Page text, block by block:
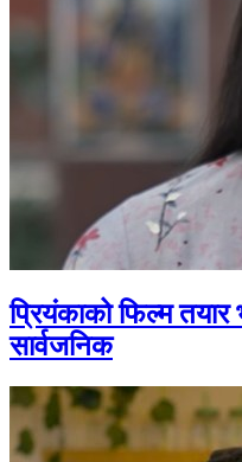
प्रियंकाको फिल्म तयार
सार्वजनिक